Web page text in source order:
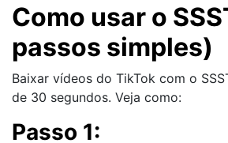
Como usar o
passos simples)
Baixar vídeos do TikTok com o
de 30 segundos. Veja como:
Passo 1: